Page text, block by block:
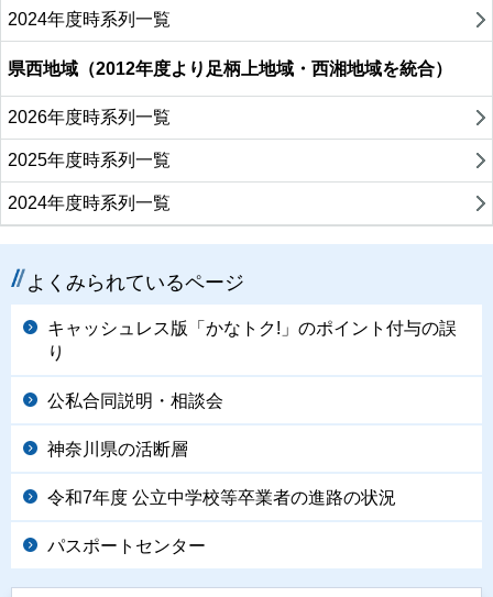
2024年度時系列一覧
県西地域（2012年度より足柄上地域・西湘地域を統合）
2026年度時系列一覧
2025年度時系列一覧
2024年度時系列一覧
よくみられているページ
キャッシュレス版「かなトク!」のポイント付与の誤
り
公私合同説明・相談会
神奈川県の活断層
令和7年度 公立中学校等卒業者の進路の状況
パスポートセンター